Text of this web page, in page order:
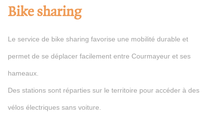
Bike sharing
Le service de bike sharing favorise une mobilité durable et
permet de se déplacer facilement entre Courmayeur et ses
hameaux.
Des stations sont réparties sur le territoire pour accéder à des
vélos électriques sans voiture.